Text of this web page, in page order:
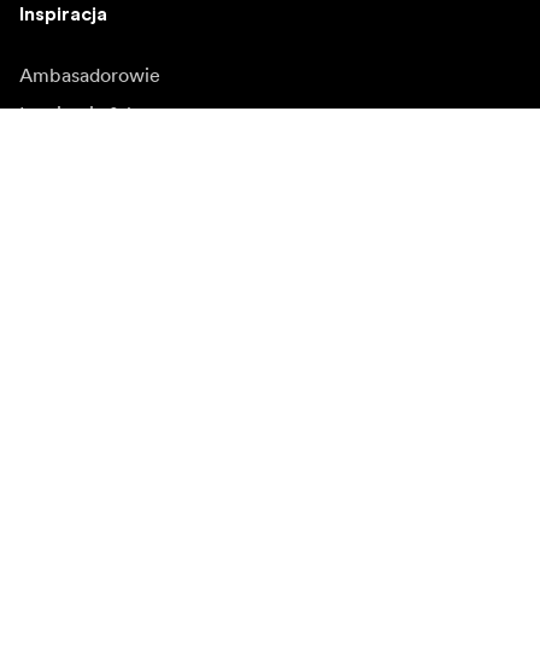
Inspiracja
Ambasadorowie
Inspiracja & kontent